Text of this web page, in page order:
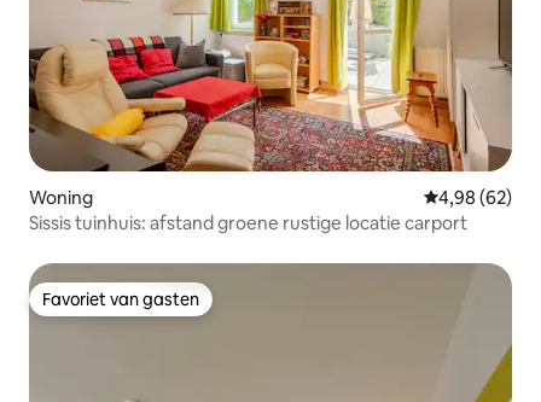
Woning Gemiddelde
4,98 (62)
Sissis tuinhuis: afstand groene rustige locatie carport
Favoriet van gasten
Favoriet van gasten